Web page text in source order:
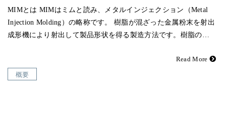
MIMとは MIMはミムと読み、メタルインジェクション（Metal
Injection Molding）の略称です。 樹脂が混ざった金属粉末を射出
成形機により射出して製品形状を得る製造方法です。樹脂の…
Read More
概要